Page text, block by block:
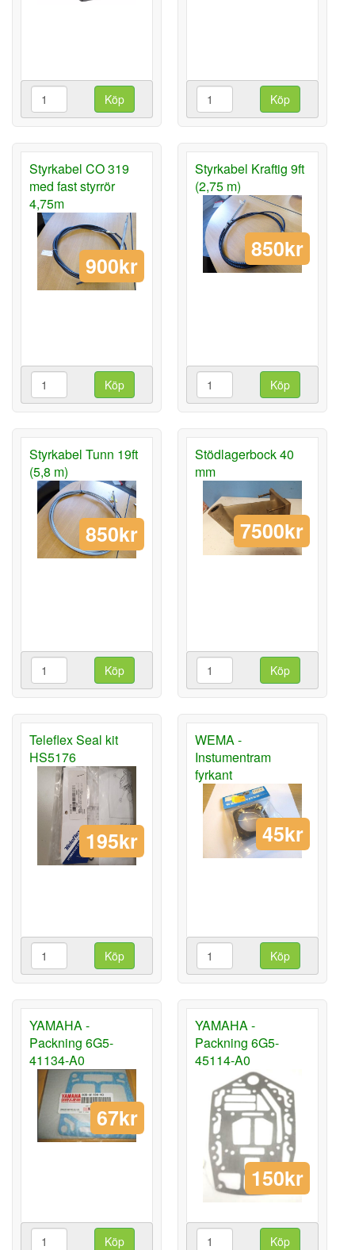
Köp Köp
Styrkabel CO 319
med fast styrrör
4,75m
900kr
Köp
Styrkabel Kraftig 9ft
(2,75 m)
850kr
Köp
Styrkabel Tunn 19ft
(5,8 m)
850kr
Köp
Stödlagerbock 40
mm
7500kr
Köp
Teleflex Seal kit
HS5176
195kr
Köp
WEMA -
Instumentram
fyrkant
45kr
Köp
YAMAHA -
Packning 6G5-
41134-A0
67kr
Köp
YAMAHA -
Packning 6G5-
45114-A0
150kr
Köp